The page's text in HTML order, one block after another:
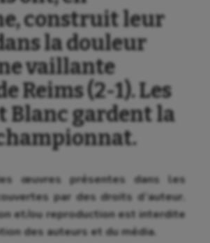
construit leur
la douleur
vaillante
Reims (2-1). Les
Blanc gardent la
œuvres présentes dans les
par des droits d’auteur.
et/ou reproduction est interdite
des auteurs et du média.